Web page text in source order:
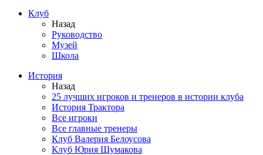
Клуб
Назад
Руководство
Музей
Школа
История
Назад
25 лучших игроков и тренеров в истории клуба
История Трактора
Все игроки
Все главные тренеры
Клуб Валерия Белоусова
Клуб Юрия Шумакова